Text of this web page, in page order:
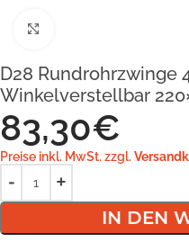
D28 Rundrohrzwinge
Winkelverstellbar
83,30€
Preise inkl. MwSt. zzgl.
IN DEN